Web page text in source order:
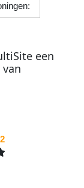
Siteeen
van
2